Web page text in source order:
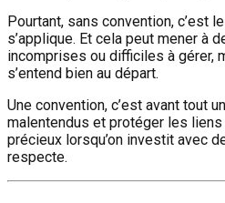
Pourtant, sans convention, c’est le
s’applique. Et cela peut mener à
incomprises ou difficiles à gérer,
s’entend bien au départ.
Une convention, c’est avant tout un
malentendus et protéger les
précieux lorsqu’on investit avec
respecte.